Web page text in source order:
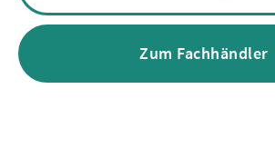
Zum Fachhändler